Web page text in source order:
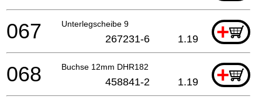
Unterlegscheibe 9 +
067 267231-6 1.19
Buchse 12mm DHR182 +
068 458841-2 1.19